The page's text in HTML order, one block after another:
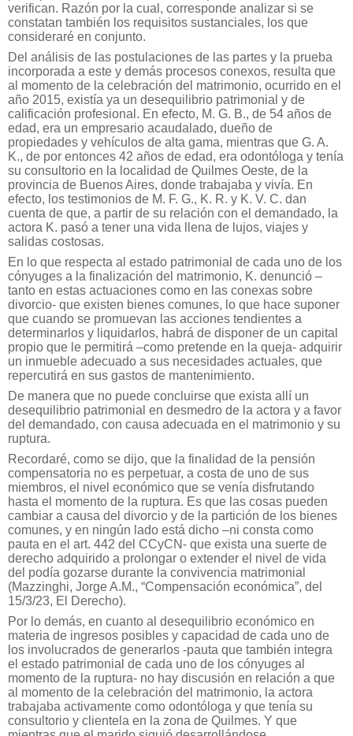
verifican. Razón por la cual, corresponde analizar si se
constatan también los requisitos sustanciales, los que
consideraré en conjunto.
Del análisis de las postulaciones de las partes y la prueba
incorporada a este y demás procesos conexos, resulta que
al momento de la celebración del matrimonio, ocurrido en el
año 2015, existía ya un desequilibrio patrimonial y de
calificación profesional. En efecto, M. G. B., de 54 años de
edad, era un empresario acaudalado, dueño de
propiedades y vehículos de alta gama, mientras que G. A.
K., de por entonces 42 años de edad, era odontóloga y tenía
su consultorio en la localidad de Quilmes Oeste, de la
provincia de Buenos Aires, donde trabajaba y vivía. En
efecto, los testimonios de M. F. G., K. R. y K. V. C. dan
cuenta de que, a partir de su relación con el demandado, la
actora K. pasó a tener una vida llena de lujos, viajes y
salidas costosas.
En lo que respecta al estado patrimonial de cada uno de los
cónyuges a la finalización del matrimonio, K. denunció –
tanto en estas actuaciones como en las conexas sobre
divorcio- que existen bienes comunes, lo que hace suponer
que cuando se promuevan las acciones tendientes a
determinarlos y liquidarlos, habrá de disponer de un capital
propio que le permitirá –como pretende en la queja- adquirir
un inmueble adecuado a sus necesidades actuales, que
repercutirá en sus gastos de mantenimiento.
De manera que no puede concluirse que exista allí un
desequilibrio patrimonial en desmedro de la actora y a favor
del demandado, con causa adecuada en el matrimonio y su
ruptura.
Recordaré, como se dijo, que la finalidad de la pensión
compensatoria no es perpetuar, a costa de uno de sus
miembros, el nivel económico que se venía disfrutando
hasta el momento de la ruptura. Es que las cosas pueden
cambiar a causa del divorcio y de la partición de los bienes
comunes, y en ningún lado está dicho –ni consta como
pauta en el art. 442 del CCyCN- que exista una suerte de
derecho adquirido a prolongar o extender el nivel de vida
del podía gozarse durante la convivencia matrimonial
(Mazzinghi, Jorge A.M., “Compensación económica”, del
15/3/23, El Derecho).
Por lo demás, en cuanto al desequilibrio económico en
materia de ingresos posibles y capacidad de cada uno de
los involucrados de generarlos -pauta que también integra
el estado patrimonial de cada uno de los cónyuges al
momento de la ruptura- no hay discusión en relación a que
al momento de la celebración del matrimonio, la actora
trabajaba activamente como odontóloga y que tenía su
consultorio y clientela en la zona de Quilmes. Y que